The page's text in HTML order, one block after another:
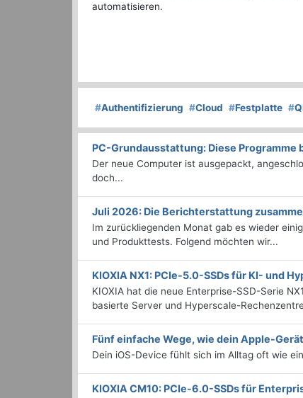
automatisieren.
#Authentifizierung #Cloud #Festplatte #
PC-Grundausstattung: Diese Programme
Der neue Computer ist ausgepackt,
doch...
Juli 2026: Die Bericht­erstattung
Im zurückliegenden Monat gab es wieder
und Produkttests. Folgend möchten wir...
KIOXIA NX1: PCIe-5.0-SSDs für KI- und
KIOXIA hat die neue Enterprise-SSD-Serie
basierte Server und Hyperscale-
Fünf einfache Wege, wie dein Apple-
Dein iOS-Device fühlt sich im Alltag oft wie
KIOXIA CM10: PCIe-6.0-SSDs für